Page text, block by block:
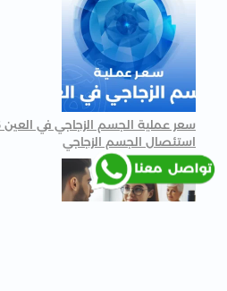
استئصال الجسم الزجاجي